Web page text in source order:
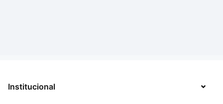
Institucional